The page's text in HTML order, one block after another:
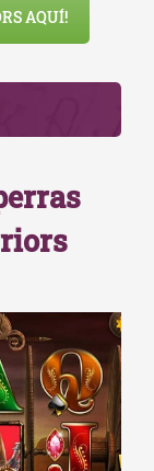
AQUÍ!